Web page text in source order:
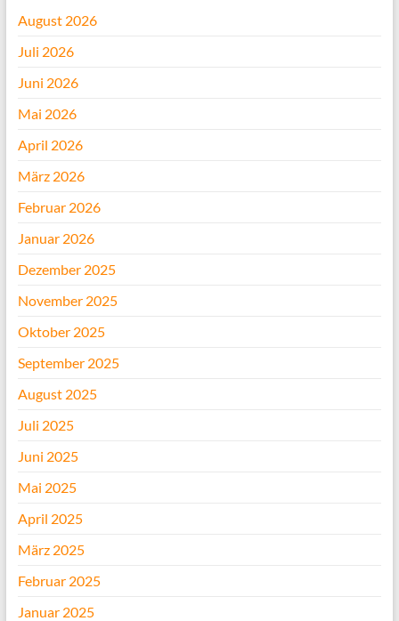
August 2026
Juli 2026
Juni 2026
Mai 2026
April 2026
März 2026
Februar 2026
Januar 2026
Dezember 2025
November 2025
Oktober 2025
September 2025
August 2025
Juli 2025
Juni 2025
Mai 2025
April 2025
März 2025
Februar 2025
Januar 2025